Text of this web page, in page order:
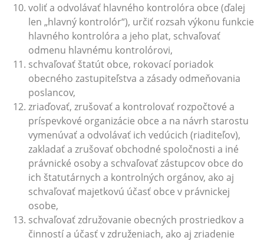
voliť a odvolávať hlavného kontrolóra obce (ďalej
len „hlavný kontrolór“), určiť rozsah výkonu funkcie
hlavného kontrolóra a jeho plat, schvaľovať
odmenu hlavnému kontrolórovi,
schvaľovať štatút obce, rokovací poriadok
obecného zastupiteľstva a zásady odmeňovania
poslancov,
zriaďovať, zrušovať a kontrolovať rozpočtové a
príspevkové organizácie obce a na návrh starostu
vymenúvať a odvolávať ich vedúcich (riaditeľov),
zakladať a zrušovať obchodné spoločnosti a iné
právnické osoby a schvaľovať zástupcov obce do
ich štatutárnych a kontrolných orgánov, ako aj
schvaľovať majetkovú účasť obce v právnickej
osobe,
schvaľovať združovanie obecných prostriedkov a
činností a účasť v združeniach, ako aj zriadenie